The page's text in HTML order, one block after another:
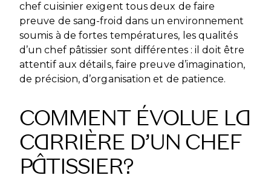
chef cuisinier exigent tous deux de faire
preuve de sang-froid dans un environnement
soumis à de fortes températures, les qualités
d’un chef pâtissier sont différentes : il doit être
attentif aux détails, faire preuve d’imagination,
de précision, d’organisation et de patience.
COMMENT ÉVOLUE LA
CARRIÈRE D’UN CHEF
PÂTISSIER?